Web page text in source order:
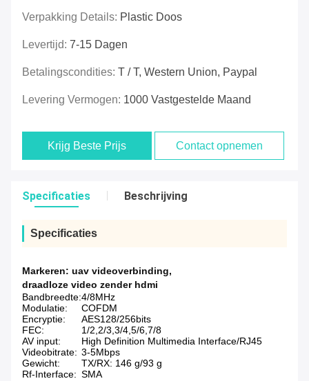
Verpakking Details: Plastic Doos
Levertijd: 7-15 Dagen
Betalingscondities: T / T, Western Union, Paypal
Levering Vermogen: 1000 Vastgestelde Maand
Krijg Beste Prijs Contact opnemen
Specificaties Beschrijving
Specificaties
Markeren: uav videoverbinding,
draadloze video zender hdmi
Bandbreedte:4/8MHz
Modulatie:
COFDM
Encryptie:
AES128/256bits
FEC:
1/2,2/3,3/4,5/6,7/8
AV input:
High Definition Multimedia Interface/RJ45
Videobitrate: 3-5Mbps
Gewicht:
TX/RX: 146 g/93 g
Rf-Interface: SMA